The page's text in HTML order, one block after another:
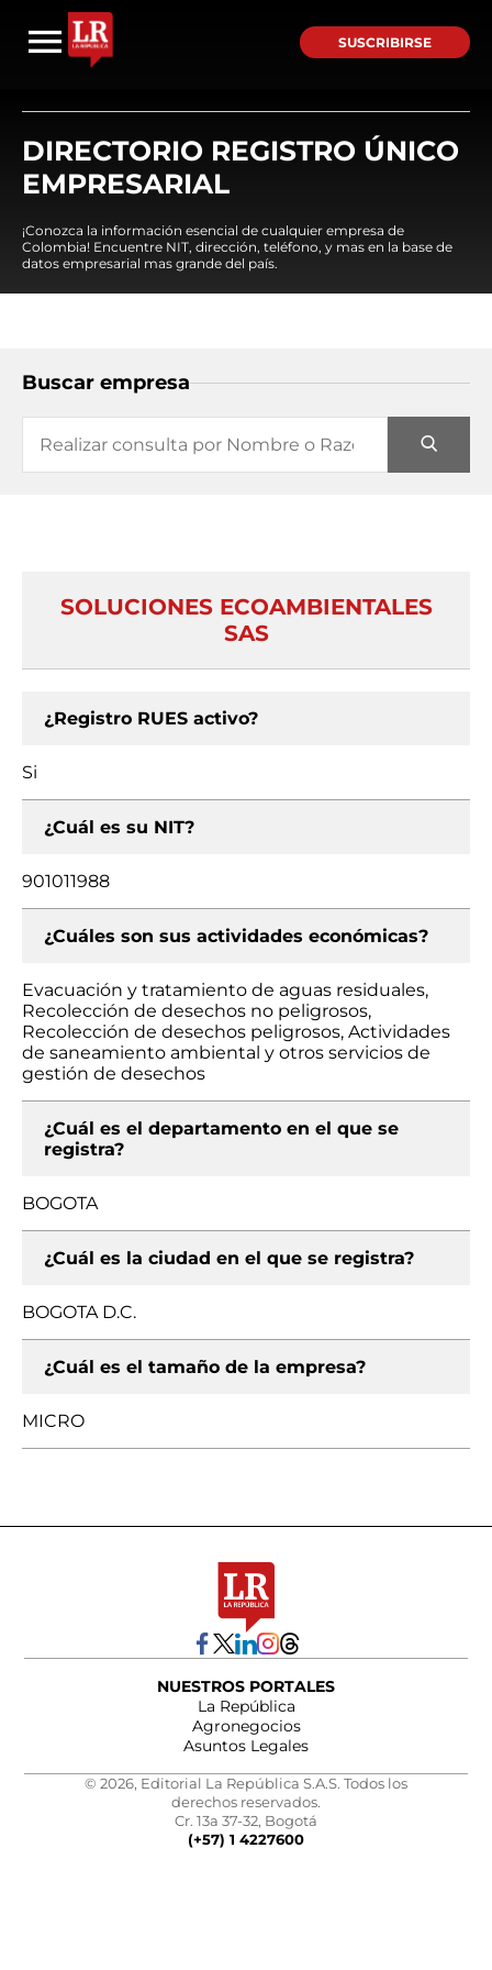
SUSCRIBIRSE
DIRECTORIO REGISTRO ÚNICO
EMPRESARIAL
¡Conozca la información esencial de cualquier empresa de
Colombia! Encuentre NIT, dirección, teléfono, y mas en la base de
datos empresarial mas grande del país.
Buscar empresa
SOLUCIONES ECOAMBIENTALES
SAS
¿Registro RUES activo?
Si
¿Cuál es su NIT?
901011988
¿Cuáles son sus actividades económicas?
Evacuación y tratamiento de aguas residuales,
Recolección de desechos no peligrosos,
Recolección de desechos peligrosos, Actividades
de saneamiento ambiental y otros servicios de
gestión de desechos
¿Cuál es el departamento en el que se
registra?
BOGOTA
¿Cuál es la ciudad en el que se registra?
BOGOTA D.C.
¿Cuál es el tamaño de la empresa?
MICRO
NUESTROS PORTALES
La República
Agronegocios
Asuntos Legales
© 2026, Editorial La República S.A.S. Todos los
derechos reservados.
Cr. 13a 37-32, Bogotá
(+57) 1 4227600